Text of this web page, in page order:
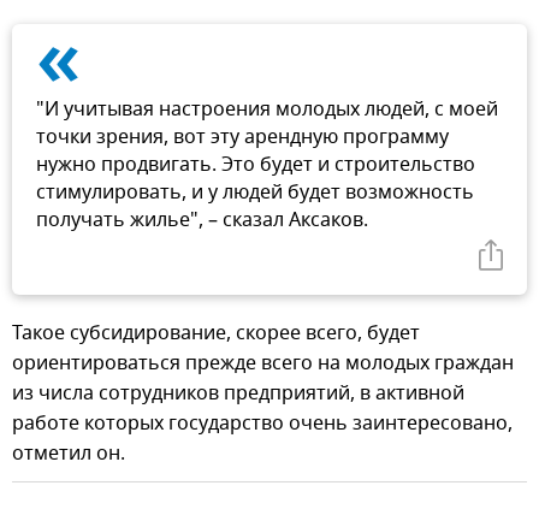
«
"И учитывая настроения молодых людей, с моей
точки зрения, вот эту арендную программу
нужно продвигать. Это будет и строительство
стимулировать, и у людей будет возможность
получать жилье", – сказал Аксаков.
Такое субсидирование, скорее всего, будет
ориентироваться прежде всего на молодых граждан
из числа сотрудников предприятий, в активной
работе которых государство очень заинтересовано,
отметил он.